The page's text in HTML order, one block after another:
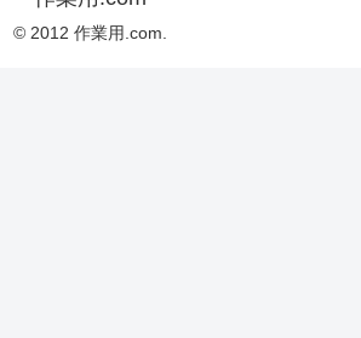
© 2012 作業用.com.